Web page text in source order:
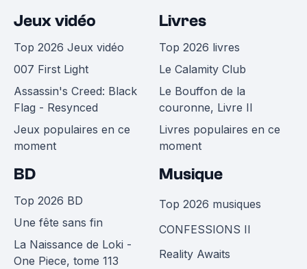
Jeux vidéo
Top 2026 Jeux vidéo
007 First Light
Assassin's Creed: Black
Flag - Resynced
Jeux populaires en ce
moment
Livres
Top 2026 livres
Le Calamity Club
Le Bouffon de la
couronne, Livre II
Livres populaires en ce
moment
BD
Top 2026 BD
Une fête sans fin
La Naissance de Loki -
One Piece, tome 113
Musique
Top 2026 musiques
CONFESSIONS II
Reality Awaits